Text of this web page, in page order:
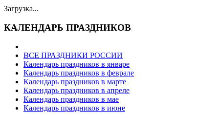
Загрузка...
КАЛЕНДАРЬ ПРАЗДНИКОВ
ВСЕ ПРАЗДНИКИ РОССИИ
Календарь праздников в январе
Календарь праздников в феврале
Календарь праздников в марте
Календарь праздников в апреле
Календарь праздников в мае
Календарь праздников в июне